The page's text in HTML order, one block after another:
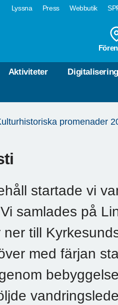
Lyssna Press Webbutik
Aktiviteter Digitalisering
promenader
startade vi
samlades på
till
med färjan